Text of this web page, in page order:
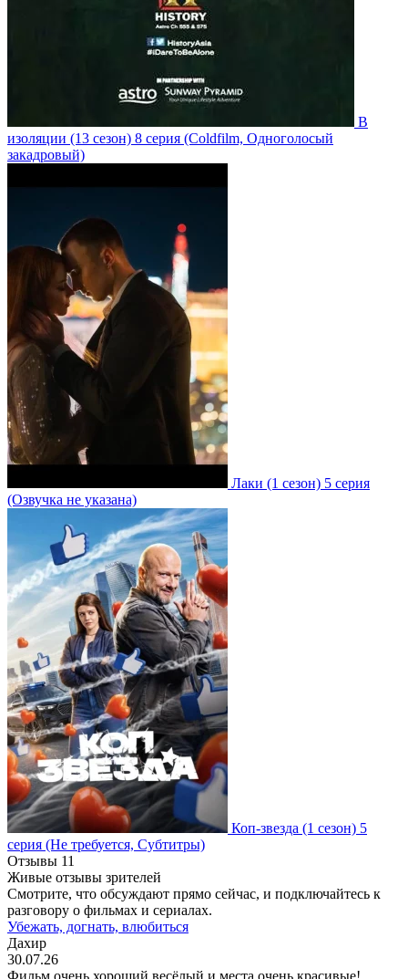
В
изоляции (13 сезон) 8 серия (Coldfilm, Одноголосый
закадровый)
Лаки (1 сезон) 5 серия
(Озвучка не указана)
Коп-звезда (1 сезон) 5
серия (Не требуется, Субтитры)
Отзывы 11
Живые отзывы зрителей
Смотрите, что обсуждают прямо сейчас, и подключайтесь к
разговору о фильмах и сериалах.
Убежать, догнать, влюбиться
Дахир
30.07.26